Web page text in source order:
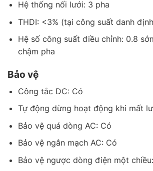
Hệ thống nối lưới: 3 pha
THDI: <3% (tại công suất danh
Hệ số công suất điều chỉnh: 0.8
chậm pha
Bảo vệ
Công tắc DC: Có
Tự động dừng hoạt động khi mất
Bảo vệ quá dòng AC: Có
Bảo vệ ngắn mạch AC: Có
Bảo vệ ngược dòng điện một